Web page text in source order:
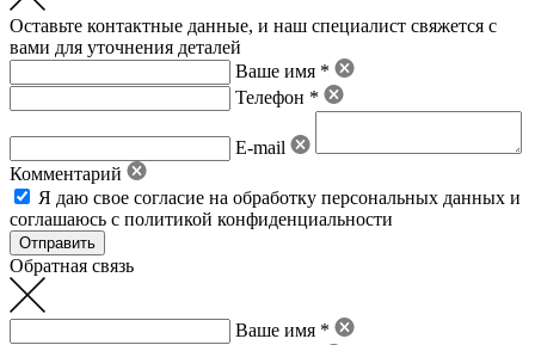
Оставьте контактные данные, и наш специалист свяжется с
вами для уточнения деталей
Ваше имя *
Телефон *
E-mail
Комментарий
Я даю свое согласие на обработку персональных данных и
соглашаюсь с политикой конфиденциальности
Обратная связь
Ваше имя *